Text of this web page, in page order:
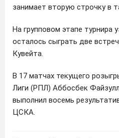
занимает вторую строчку в
На групповом этапе турнира
осталось сыграть две
Кувейта.
В 17 матчах текущего
Лиги (РПЛ) Аббосбек
выполнил восемь
ЦСКА.